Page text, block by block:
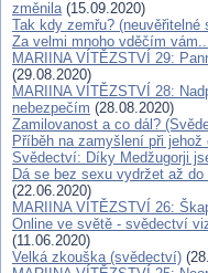
změnila(15.09.2020)
Tak kdy zemřu?
Za velmi mnoho vděčím
MARIINA VÍTĚZSTVÍ 29:
(29.08.2020)
MARIINA VÍTĚZSTVÍ 28:
nebezpečím (28.08.2020)
Zamilovanost a co dál?
Příběh na zamyšlení při
Svědectví: Díky Medžugorji
Dá se bez sexu vydržet až
(22.06.2020)
MARIINA VÍTĚZSTVÍ 26:
Online ve světě - svědectví
(11.06.2020)
Velká zkouška (svědectví)